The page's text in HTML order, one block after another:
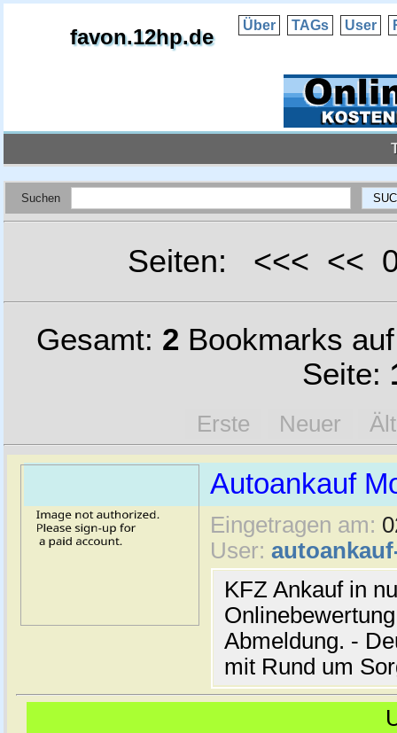
favon.12hp.de Über TAGs User
Suchen
Seiten: <<< <<
Gesamt: 2 Bookmarks
Seite:
Erste Neuer
Autoankauf
Eingetragen am:
User:
KFZ Ankauf in
Abmeldung. -
mit Rund um